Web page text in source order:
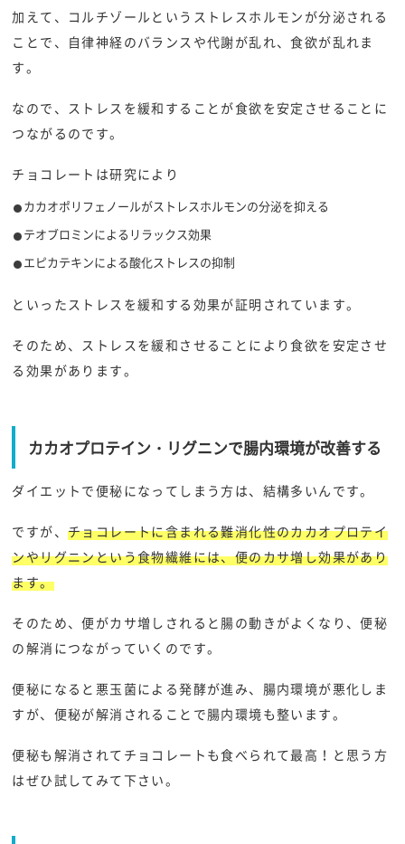
加えて、コルチゾールというストレスホルモンが分泌される
ことで、自律神経のバランスや代謝が乱れ、食欲が乱れま
す。
なので、ストレスを緩和することが食欲を安定させることに
つながるのです。
チョコレートは研究により
カカオポリフェノールがストレスホルモンの分泌を抑える
テオブロミンによるリラックス効果
エピカテキンによる酸化ストレスの抑制
といったストレスを緩和する効果が証明されています。
そのため、ストレスを緩和させることにより食欲を安定させ
る効果があります。
カカオプロテイン・リグニンで腸内環境が改善する
ダイエットで便秘になってしまう方は、結構多いんです。
ですが、チョコレートに含まれる難消化性のカカオプロテイ
ンやリグニンという食物繊維には、便のカサ増し効果があり
ます。
そのため、便がカサ増しされると腸の動きがよくなり、便秘
の解消につながっていくのです。
便秘になると悪玉菌による発酵が進み、腸内環境が悪化しま
すが、便秘が解消されることで腸内環境も整います。
便秘も解消されてチョコレートも食べられて最高！と思う方
はぜひ試してみて下さい。